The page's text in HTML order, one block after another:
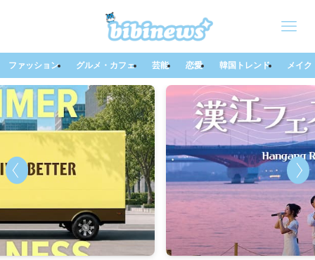
ファッション グルメ・カフェ 芸能 恋愛 韓国トレンド メイク